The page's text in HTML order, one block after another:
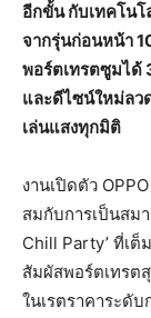
อีกขั้น กับเทคโนโ
จากรุ่นก่อนหน้า
พอร์ตเทรตซูมได้
และดีไซน์ใหม่ลว
เล่นแสงทุกมิติ
งานเปิดตัว
สมกับการเป็นสม
Chill Party’ ที่เ
สัมผัสพอร์ตเทรต
ในเรตราคาระดั